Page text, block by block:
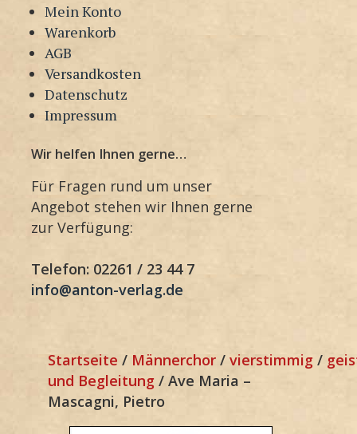
Mein Konto
Warenkorb
AGB
Versandkosten
Datenschutz
Impressum
Wir helfen Ihnen gerne…
Für Fragen rund um unser
Angebot stehen wir Ihnen gerne
zur Verfügung:
Telefon: 02261 / 23 44 7
info@anton-verlag.de
Startseite / Männerchor / vierstimmig /
und Begleitung / Ave Maria –
Mascagni, Pietro